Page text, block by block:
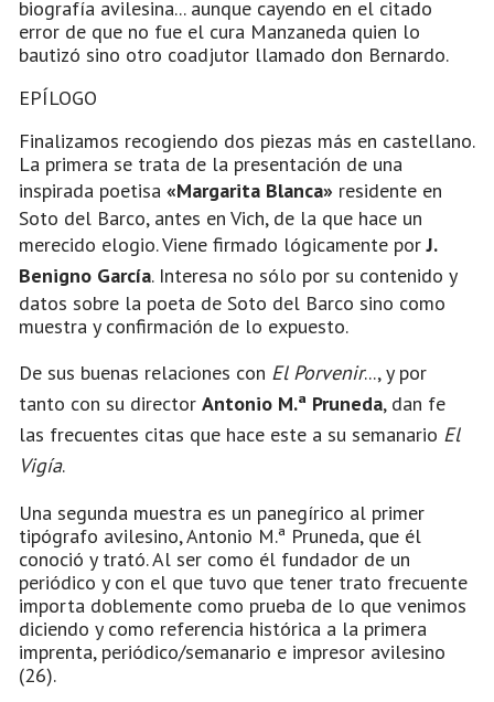
biografía avilesina... aunque cayendo en el citado
error de que no fue el cura Manzaneda quien lo
bautizó sino otro coadjutor llamado don Bernardo.
EPÍLOGO
Finalizamos recogiendo dos piezas más en castellano.
La primera se trata de la presentación de una
inspirada poetisa «Margarita Blanca» residente en
Soto del Barco, antes en Vich, de la que hace un
merecido elogio. Viene firmado lógicamente porJ.
Benigno García. Interesa no sólo por su contenido y
datos sobre la poeta de Soto del Barco sino como
muestra y confirmación de lo expuesto.
De sus buenas relaciones con El Porvenir..., y por
tanto con su director Antonio M.ª Pruneda, dan fe
las frecuentes citas que hace este a su semanario El
Vigía.
Una segunda muestra es un panegírico al primer
tipógrafo avilesino, Antonio M.ª Pruneda, que él
conoció y trató. Al ser como él fundador de un
periódico y con el que tuvo que tener trato frecuente
importa doblemente como prueba de lo que venimos
diciendo y como referencia histórica a la primera
imprenta, periódico/semanario e impresor avilesino
(26).